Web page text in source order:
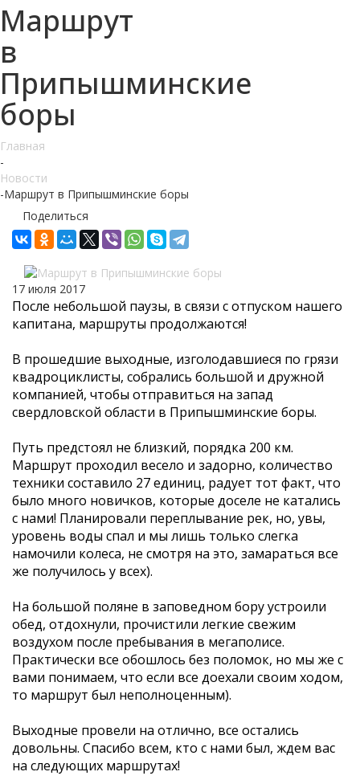
Маршрут
в
Припышминские
боры
Главная
-
Новости
-Маршрут в Припышминские боры
Поделиться
17 июля 2017
После небольшой паузы, в связи с отпуском нашего
капитана, маршруты продолжаются!
В прошедшие выходные, изголодавшиеся по грязи
квадроциклисты, собрались большой и дружной
компанией, чтобы отправиться на запад
свердловской области в Припышминские боры.
Путь предстоял не близкий, порядка 200 км.
Маршрут проходил весело и задорно, количество
техники составило 27 единиц, радует тот факт, что
было много новичков, которые доселе не катались
с нами! Планировали переплывание рек, но, увы,
уровень воды спал и мы лишь только слегка
намочили колеса, не смотря на это, замараться все
же получилось у всех).
На большой поляне в заповедном бору устроили
обед, отдохнули, прочистили легкие свежим
воздухом после пребывания в мегаполисе.
Практически все обошлось без поломок, но мы же с
вами понимаем, что если все доехали своим ходом,
то маршрут был неполноценным).
Выходные провели на отлично, все остались
довольны. Спасибо всем, кто с нами был, ждем вас
на следующих маршрутах!